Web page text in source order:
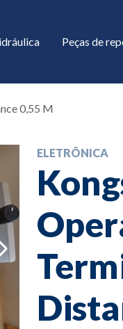
Peças de
0,55 M
ELETRÔNICA